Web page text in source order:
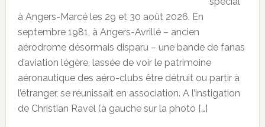
à Angers-Marcé les 29 et 30 août 2026. En
septembre 1981, à Angers-Avrillé – ancien
aérodrome désormais disparu – une bande de fanas
d’aviation légère, lassée de voir le patrimoine
aéronautique des aéro-clubs être détruit ou partir à
l’étranger, se réunissait en association. A l’instigation
de Christian Ravel (à gauche sur la photo […]